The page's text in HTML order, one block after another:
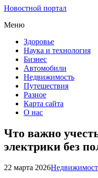
Новостной портал
Меню
Здоровье
Наука и технология
Бизнес
Автомобили
Недвижимость
Путешествия
Разное
Карта сайта
О нас
Что важно
электрики без
22 марта 2026